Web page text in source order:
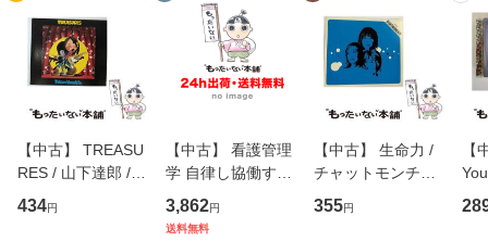
【中古】 TREASU
RES / 山下達郎 /
イーストウエス
ト・ジャパン [CD]
434円
【中古】 看護管理
学 自律し協働する
専門職の看護マネ
ジメントスキル 改
3,862円
送料無料
【中古】 生命力 /
チャットモンチー /
キューンレコード
[CD]【メール便送
355円
【
のが